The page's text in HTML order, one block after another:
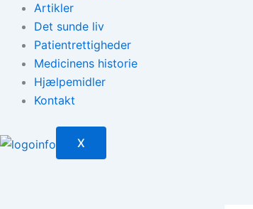
Artikler
Det sunde liv
Patientrettigheder
Medicinens historie
Hjælpemidler
Kontakt
X